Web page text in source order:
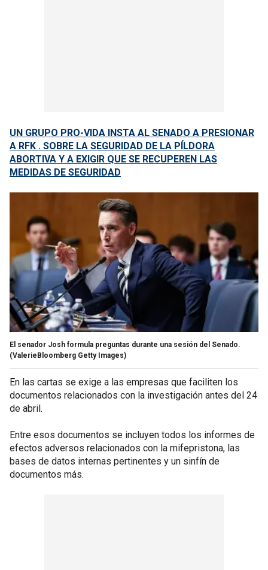
UN GRUPO PRO-VIDA INSTA AL SENADO A PRESIONAR
A RFK . SOBRE LA SEGURIDAD DE LA PÍLDORA
ABORTIVA Y A EXIGIR QUE SE RECUPEREN LAS
MEDIDAS DE SEGURIDAD
El senador Josh formula preguntas durante una sesión del Senado.
(ValerieBloomberg Getty Images)
En las cartas se exige a las empresas que faciliten los
documentos relacionados con la investigación antes del 24
de abril.
Entre esos documentos se incluyen todos los informes de
efectos adversos relacionados con la mifepristona, las
bases de datos internas pertinentes y un sinfín de
documentos más.